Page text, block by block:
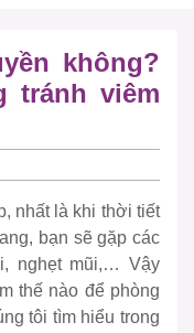
không?
tránh viêm
nhất là khi thời tiết
bạn sẽ gặp các
nghẹt mũi,… Vậy
thế nào để phòng
tôi tìm hiểu trong